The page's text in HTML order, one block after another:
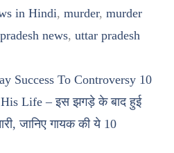
in Hindi, murder, murder
news, uttar pradesh
Success To Controversy 10
Life – इस झगड़े के बाद हुई
जानिए गायक की ये 10